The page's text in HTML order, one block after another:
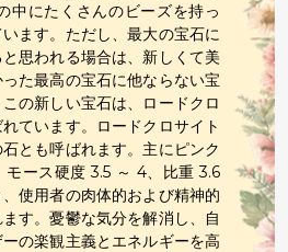
中にたくさんのビーズを持っ
ます。ただし、最大の宝石に
思われる場合は、新しくて美
た最高の宝石に他ならない宝
の新しい宝石は、ロードクロ
ています。ロードクロサイト
とも呼ばれます。主にピンク
モース硬度 3.5 ～ 4、比重 3.6
使用者の肉体的および精神的
す。憂鬱な気分を解消し、自
の楽観主義とエネルギーを高